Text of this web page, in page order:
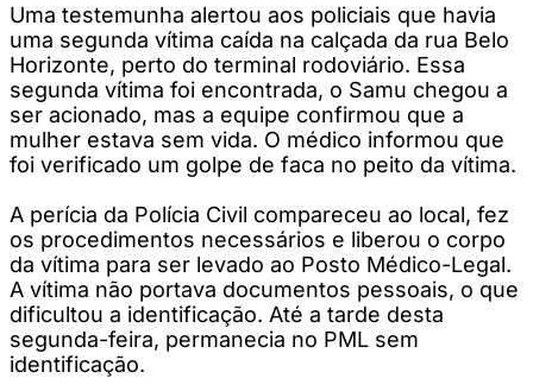
Uma testemunha alertou aos policiais que havia
uma segunda vítima caída na calçada da rua Belo
Horizonte, perto do terminal rodoviário. Essa
segunda vítima foi encontrada, o Samu chegou a
ser acionado, mas a equipe confirmou que a
mulher estava sem vida. O médico informou que
foi verificado um golpe de faca no peito da vítima.
A perícia da Polícia Civil compareceu ao local, fez
os procedimentos necessários e liberou o corpo
da vítima para ser levado ao Posto Médico-Legal.
A vítima não portava documentos pessoais, o que
dificultou a identificação. Até a tarde desta
segunda-feira, permanecia no PML sem
identificação.